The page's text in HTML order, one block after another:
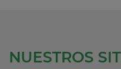
NUESTROS